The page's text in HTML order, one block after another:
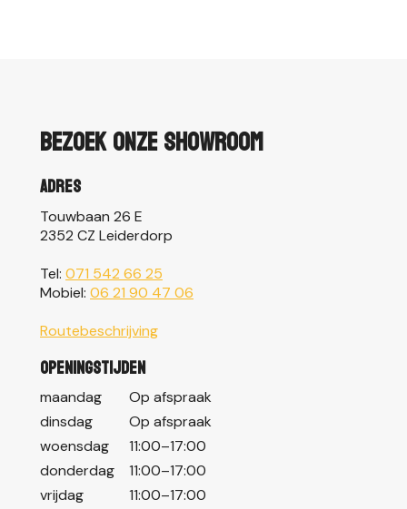
Bezoek onze showroom
Adres
Touwbaan 26 E
2352 CZ Leiderdorp
Tel: 071 542 66 25
Mobiel: 06 21 90 47 06
Routebeschrijving
Openingstijden
maandag
Op afspraak
dinsdag
Op afspraak
woensdag
11:00–17:00
donderdag
11:00–17:00
vrijdag
11:00–17:00